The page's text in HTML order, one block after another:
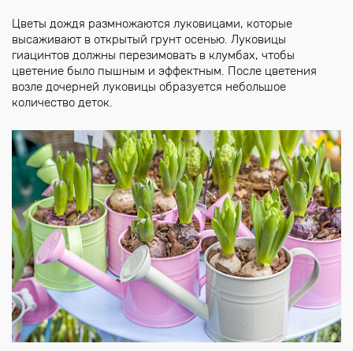
Цветы дождя размножаются луковицами, которые
высаживают в открытый грунт осенью. Луковицы
гиацинтов должны перезимовать в клумбах, чтобы
цветение было пышным и эффектным. После цветения
возле дочерней луковицы образуется небольшое
количество деток.